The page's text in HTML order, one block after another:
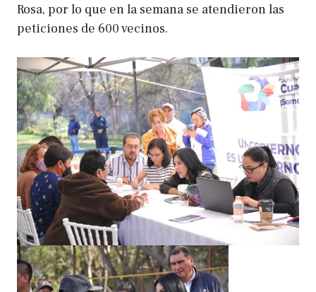
Rosa, por lo que en la semana se atendieron las
peticiones de 600 vecinos.